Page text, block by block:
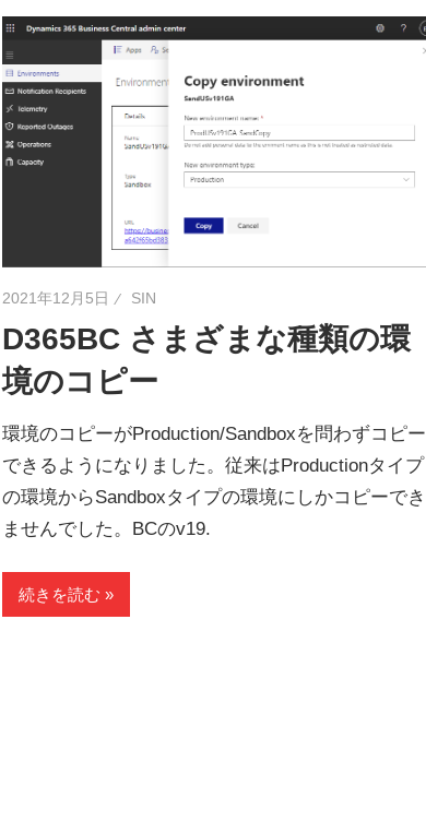
2021年12月5日 SIN
D365BC さまざまな種類の環
境のコピー
環境のコピーがProduction/Sandboxを問わずコピー
できるようになりました。従来はProductionタイプ
の環境からSandboxタイプの環境にしかコピーでき
ませんでした。BCのv19.
続きを読む